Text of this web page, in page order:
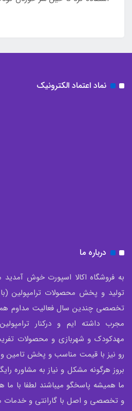
نماد اعتماد الکترونیک
درباره ما
به فروشگاه اکالا اسپورت خوش
تولید و پخش محصولات ترامپولین
تخصصی چندین سال فعالیت مداوم
مجرب داشته ایم و درکنار
مهدکودک و شهربازی و محصولات
رو نیز با قیمت مناسب و پخش تامین
بروز هرگونه مشکل و نیاز به مشاوره
ما همیشه پاسخگو میباشند لطفا با
و تخصصی و اصل با گارانتی و خدمات